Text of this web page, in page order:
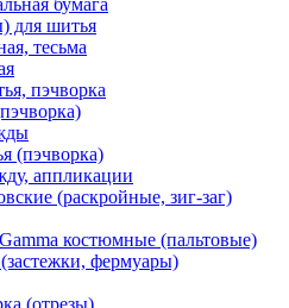
бумага
для шитья
тесьма
пэчворка
(пэчворка)
аппликации
(раскройные, зиг-заг)
костюмные (пальтовые)
фермуары)
(отрезы)